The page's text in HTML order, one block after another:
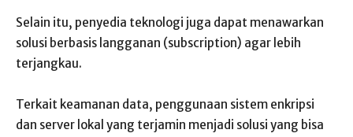
Selain itu, penyedia teknologi juga dapat menawarkan
solusi berbasis langganan (subscription) agar lebih
terjangkau.
Terkait keamanan data, penggunaan sistem enkripsi
dan server lokal yang terjamin menjadi solusi yang bisa